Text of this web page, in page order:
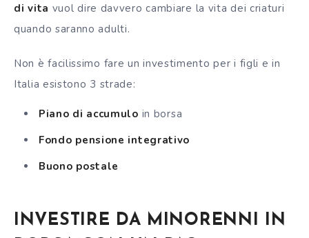
di vita vuol dire davvero cambiare la vita dei criaturi
quando saranno adulti.
Non è facilissimo fare un investimento per i figli e in
Italia esistono 3 strade:
Piano di accumulo in borsa
Fondo pensione integrativo
Buono postale
INVESTIRE DA MINORENNI IN